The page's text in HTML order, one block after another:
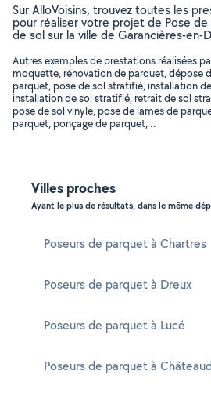
Sur AlloVoisins, trouvez toutes les
pour réaliser votre projet de Pose
de sol sur la ville de Garancières-en-
Autres exemples de prestations réalisées
moquette, rénovation de parquet, dépose
parquet, pose de sol stratifié, installation
installation de sol stratifié, retrait de sol
pose de sol vinyle, pose de lames de
parquet, ponçage de parquet, ..
Villes proches
Ayant le plus de résultats, dans le même
Poseurs de parquet à Chartres
Poseurs de parquet à Dreux
Poseurs de parquet à Lucé
Poseurs de parquet à